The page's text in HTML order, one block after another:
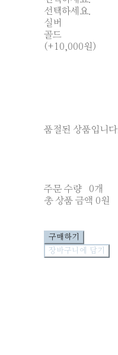
선택하세요.
실버
골드
(+10,000원)
품절된 상품입니다.
주문 수량
0개
총 상품 금액 0원
구매하기
장바구니에 담기